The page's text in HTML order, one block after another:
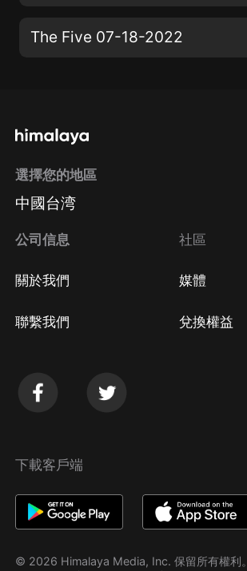
The Five 07-18-2022
選擇您的地區
中國台湾
公司信息
關於我們
聯繫我們
社區
媒體
兌換權益
下載客戶端
© 2026 Himalaya Media, Inc. 保留所有權利。